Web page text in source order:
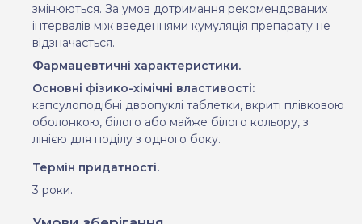
змінюються. За умов дотримання рекомендованих
інтервалів між введеннями кумуляція препарату не
відзначається.
Фармацевтичні характеристики.
Основні фізико-хімічні властивості:
капсулоподібні двоопуклі таблетки, вкриті плівковою
оболонкою, білого або майже білого кольору, з
лінією для поділу з одного боку.
Термін придатності.
3 роки.